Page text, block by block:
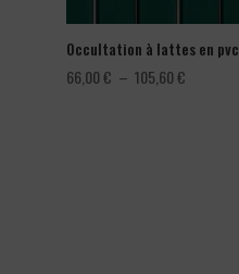
Occultation à lattes en pvc
66,00€ – 105,60€Plage